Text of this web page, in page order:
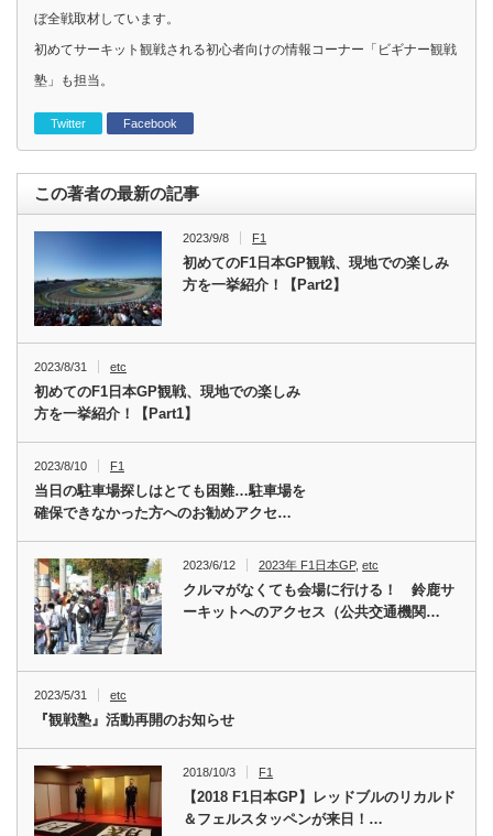
ぼ全戦取材しています。
初めてサーキット観戦される初心者向けの情報コーナー「ビギナー観戦
塾」も担当。
Twitter Facebook
この著者の最新の記事
2023/9/8 F1
初めてのF1日本GP観戦、現地での楽しみ
方を一挙紹介！【Part2】
2023/8/31 etc
初めてのF1日本GP観戦、現地での楽しみ
方を一挙紹介！【Part1】
2023/8/10 F1
当日の駐車場探しはとても困難…駐車場を
確保できなかった方へのお勧めアクセ…
2023/6/12 2023年 F1日本GP,etc
クルマがなくても会場に行ける！ 鈴鹿サ
ーキットへのアクセス（公共交通機関…
2023/5/31 etc
『観戦塾』活動再開のお知らせ
2018/10/3 F1
【2018 F1日本GP】レッドブルのリカルド
＆フェルスタッペンが来日！…